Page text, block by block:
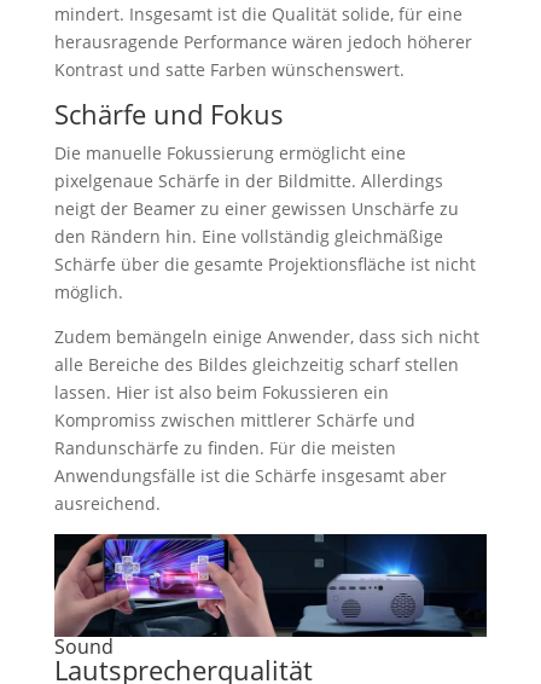
mindert. Insgesamt ist die Qualität solide, für eine
herausragende Performance wären jedoch höherer
Kontrast und satte Farben wünschenswert.
Schärfe und Fokus
Die manuelle Fokussierung ermöglicht eine
pixelgenaue Schärfe in der Bildmitte. Allerdings
neigt der Beamer zu einer gewissen Unschärfe zu
den Rändern hin. Eine vollständig gleichmäßige
Schärfe über die gesamte Projektionsfläche ist nicht
möglich.
Zudem bemängeln einige Anwender, dass sich nicht
alle Bereiche des Bildes gleichzeitig scharf stellen
lassen. Hier ist also beim Fokussieren ein
Kompromiss zwischen mittlerer Schärfe und
Randunschärfe zu finden. Für die meisten
Anwendungsfälle ist die Schärfe insgesamt aber
ausreichend.
Sound
Lautsprecherqualität